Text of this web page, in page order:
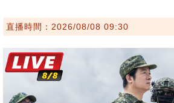
直播時間：2026/08/08 09:30